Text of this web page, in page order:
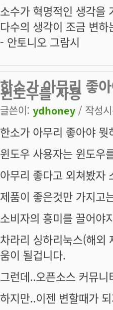
소수가 혁명적인 생각을
다수의 생각이 조금 변
- 안토니오 그람시
한소가 아무리 좋
윈도우를 사용
글쓴이: ydhoney / 작성
한소가 아무리 좋아야 뭣
윈도우 사용자는 윈도우
아무리 좋다고 외쳐봤자
제품이 좋은것만 가지고
소비자의 흥미를 끌어야
차라리 싱하리눅스(해
움이 될겁니다.
그런데..오픈소스 커뮤
하지만..이젠 변할때가